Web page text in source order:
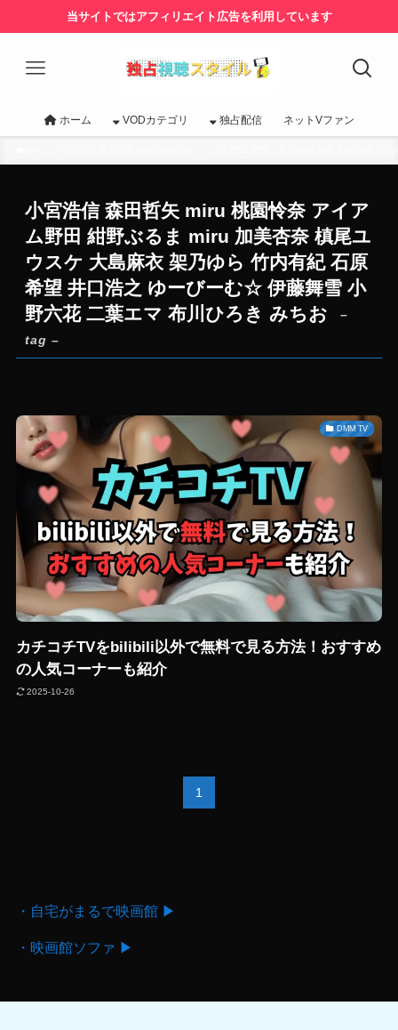
当サイトではアフィリエイト広告を利用しています
ホーム VODカテゴリ 独占配信 ネットVファン
小宮浩信 森田哲矢 miru 桃園怜奈 アイア
ム野田 紺野ぶるま miru 加美杏奈 槙尾ユ
ウスケ 大島麻衣 架乃ゆら 竹内有紀 石原
希望 井口浩之 ゆーびーむ☆ 伊藤舞雪 小
野六花 二葉エマ 布川ひろき みちお
–
tag –
DMM TV
カチコチTVをbilibili以外で無料で見る方法！おすすめ
の人気コーナーも紹介
2025-10-26
1
・自宅がまるで映画館 ▶
・映画館ソファ ▶